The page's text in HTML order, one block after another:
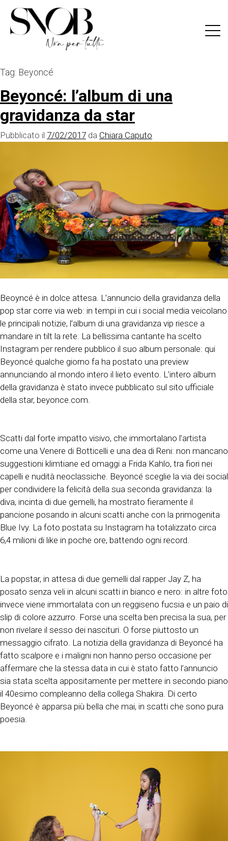
content
Tag: Beyoncé
Beyoncé: l’album di una
gravidanza da star
Pubblicato il 7/02/2017 da Chiara Caputo
Beoyncé è in dolce attesa. L’annuncio della gravidanza della
pop star corre via web: in tempi in cui i social media veicolano
le principali notizie, l’album di una gravidanza vip riesce a
mandare in tilt la rete. La bellissima cantante ha scelto
Instagram per rendere pubblico il suo album personale: qui
Beyoncé qualche giorno fa ha postato una preview
annunciando al mondo intero il lieto evento. L’intero album
della gravidanza è stato invece pubblicato sul sito ufficiale
della star, beyonce.com.
Scatti dal forte impatto visivo, che immortalano l’artista
come una Venere di Botticelli e una dea di Reni: non mancano
suggestioni klimtiane ed omaggi a Frida Kahlo, tra fiori nei
capelli e nudità neoclassiche. Beyoncé sceglie la via dei social
per condividere la felicità della sua seconda gravidanza: la
diva, incinta di due gemelli, ha mostrato fieramente il
pancione posando in alcuni scatti anche con la primogenita
Blue Ivy. La foto postata su Instagram ha totalizzato circa
6,4 milioni di like in poche ore, battendo ogni record.
La popstar, in attesa di due gemelli dal rapper Jay Z, ha
posato senza veli in alcuni scatti in bianco e nero: in altre foto
invece viene immortalata con un reggiseno fucsia e un paio di
slip di colore azzurro. Forse una scelta ben precisa la sua, per
non rivelare il sesso dei nascituri. O forse piuttosto un
messaggio cifrato. La notizia della gravidanza di Beyoncé ha
fatto scalpore e i maligni non hanno perso occasione per
affermare che la stessa data in cui è stato fatto l’annuncio
sia stata scelta appositamente per mettere in secondo piano
il 40esimo compleanno della collega Shakira. Di certo
Beyoncé è apparsa più bella che mai, in scatti che sono pura
poesia.